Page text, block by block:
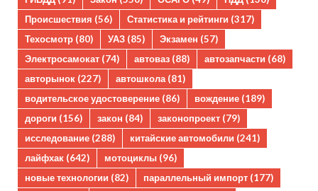
Происшествия (56) Статистика и рейтинги (317)
Техосмотр (80) УАЗ (85) Экзамен (57)
Электросамокат (74) автоваз (88) автозапчасти (68)
авторынок (227) автошкола(81)
водительское удостоверение (86) вождение (189)
дороги (156) закон (84) законопроект (79)
исследование (288) китайские автомобили (241)
лайфхак (642) мотоциклы (96)
новые технологии (82) параллельный импорт (177)